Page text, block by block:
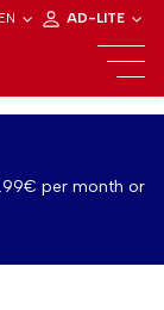
EN AD-LITE
per month or